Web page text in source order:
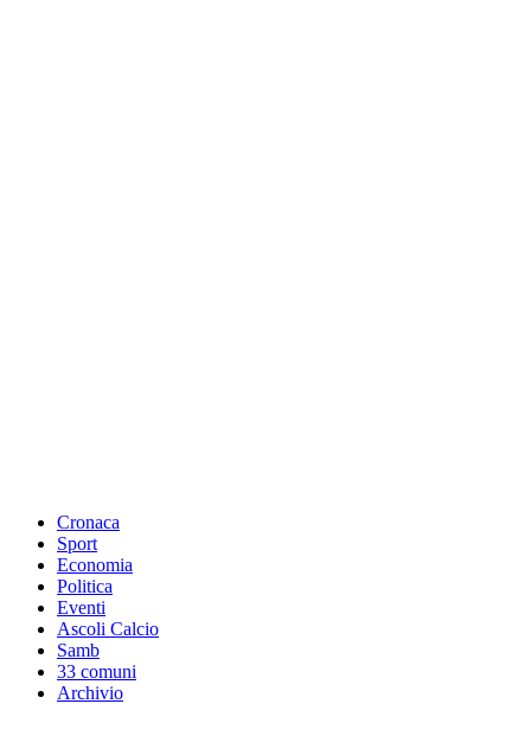
Cronaca
Sport
Economia
Politica
Eventi
Ascoli Calcio
Samb
33 comuni
Archivio